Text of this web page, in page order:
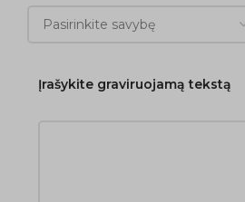
Įrašykite graviruojamą tekstą